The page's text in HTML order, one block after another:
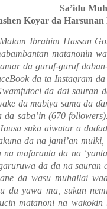
Sa’idu
Koyar da
Ibrahim Hassan
matanonin wa
da guruf-guruf
da ta Instagram
da dai sauran
da mabiya sama da ɗ
da saba’in (670
suka aiwatar a daɗa
da na jami’an mulki,
mafarauta da na
da da na sauran
da wasu muhallai wa
da yawa ma, sukan
matanoni na waƙoƙin